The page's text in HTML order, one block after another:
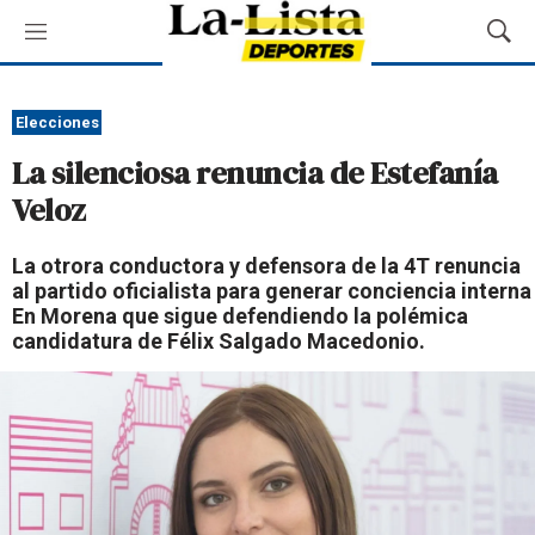
M
e
ú
M
o
r
s
q
d
Elecciones
La silenciosa renuncia de Estefanía
Veloz
La otrora conductora y defensora de la 4T renuncia
al partido oficialista para generar conciencia interna
En Morena que sigue defendiendo la polémica
candidatura de Félix Salgado Macedonio.